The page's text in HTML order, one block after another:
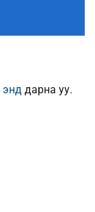
энд дарна уу.